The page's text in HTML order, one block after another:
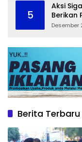
5
Aksi
Berikan
Desember
Berita Terbaru